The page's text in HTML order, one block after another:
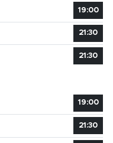
19:00
21:30
21:30
19:00
21:30